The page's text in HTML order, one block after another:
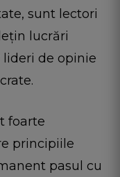
sunt lectori
lucrări
de opinie
foarte
principiile
pasul cu